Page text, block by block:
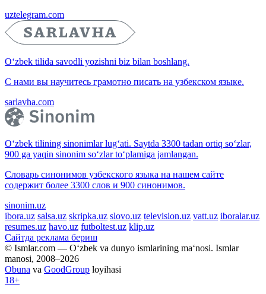
uztelegram.com
O‘zbek tilida savodli yozishni biz bilan boshlang.
С нами вы научитесь грамотно писать на узбекском языке.
sarlavha.com
O‘zbek tilining sinonimlar lug‘ati. Saytda 3300 tadan ortiq so‘zlar,
900 ga yaqin sinonim so‘zlar to‘plamiga jamlangan.
Словарь синонимов узбекского языка на нашем сайте
содержит более 3300 слов и 900 синонимов.
sinonim.uz
ibora.uz salsa.uz skripka.uz slovo.uz television.uz vatt.uz iboralar.uz
resumes.uz havo.uz futboltest.uz klip.uz
Сайтда реклама бериш
© Ismlar.com — O‘zbek va dunyo ismlarining ma‘nosi. Ismlar
manosi, 2008–2026
Obuna va GoodGroup loyihasi
18+